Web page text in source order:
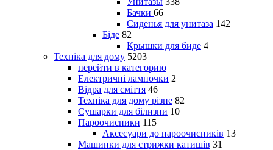
Бачки 66
Сиденья для унитаза 142
Біде 82
Крышки для биде 4
Техніка для дому 5203
перейти в категорию
Електричні лампочки 2
Відра для сміття 46
Техніка для дому різне 82
Сушарки для білизни 10
Пароочисники 115
Аксесуари до пароочисників 13
Машинки для стрижки катишів 31